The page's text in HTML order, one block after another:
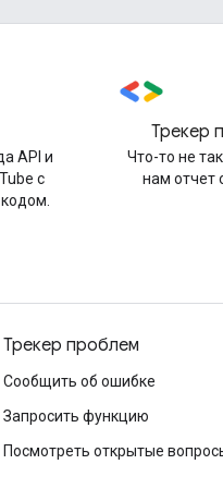
API и
с
Трекер
Что-то не
нам отчет
Трекер проблем
Сообщить об ошибке
Запросить функцию
Посмотреть открытые